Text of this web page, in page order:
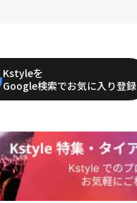
Kstyleを
Google検索でお気に入り登録